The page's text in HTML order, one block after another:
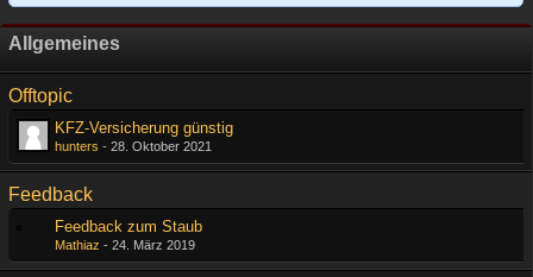
Allgemeines
Offtopic
KFZ-Versicherung günstig
hunters - 28. Oktober 2021
Feedback
Feedback zum Staub
Mathiaz - 24. März 2019